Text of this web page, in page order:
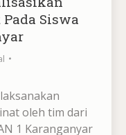
Siswa
oleh tim dari
1 Karanganyar